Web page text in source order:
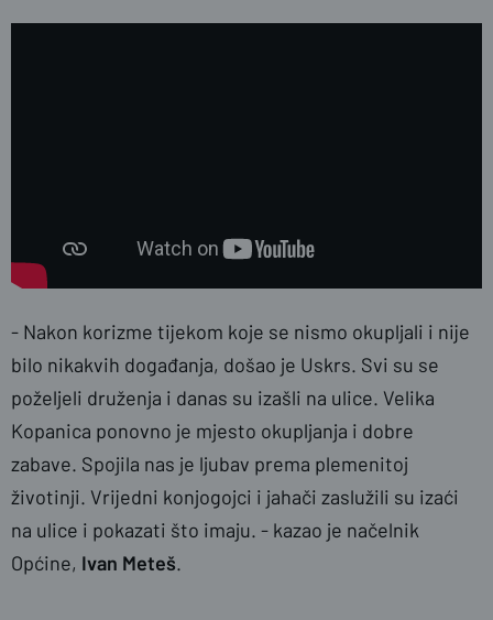
- Nakon korizme tijekom koje se nismo okupljali i nije
bilo nikakvih događanja, došao je Uskrs. Svi su se
poželjeli druženja i danas su izašli na ulice. Velika
Kopanica ponovno je mjesto okupljanja i dobre
zabave. Spojila nas je ljubav prema plemenitoj
životinji. Vrijedni konjogojci i jahači zaslužili su izaći
na ulice i pokazati što imaju. - kazao je načelnik
Općine, Ivan Meteš.